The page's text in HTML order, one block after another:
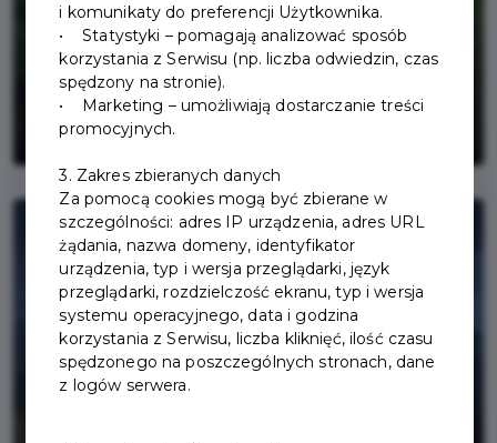
Płukanie koryta rzeki Brdy - 25
sierpnia 2026 r.
i komunikaty do preferencji Użytkownika.
• Statystyki – pomagają analizować sposób
korzystania z Serwisu (np. liczba odwiedzin, czas
spędzony na stronie).
• Marketing – umożliwiają dostarczanie treści
promocyjnych.
3. Zakres zbieranych danych
Za pomocą cookies mogą być zbierane w
szczególności: adres IP urządzenia, adres URL
żądania, nazwa domeny, identyfikator
urządzenia, typ i wersja przeglądarki, język
przeglądarki, rozdzielczość ekranu, typ i wersja
systemu operacyjnego, data i godzina
korzystania z Serwisu, liczba kliknięć, ilość czasu
spędzonego na poszczególnych stronach, dane
z logów serwera.